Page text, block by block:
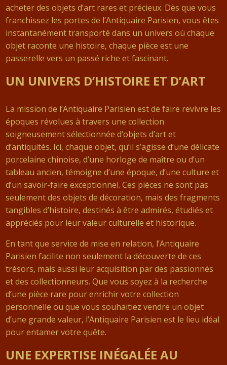
acheter des objets d’art rares et précieux. Dès que vous
franchissez les portes de l’Antiquaire Parisien, vous êtes
instantanément transporté dans un univers où chaque
objet raconte une histoire, chaque pièce est une
passerelle vers un passé riche et fascinant.
UN UNIVERS D’HISTOIRE ET D’ART
La mission de l’Antiquaire Parisien est de faire revivre les
époques révolues à travers une collection
soigneusement sélectionnée d’objets d’art et
d’antiquités. Ici, chaque objet, qu’il s’agisse d’une délicate
porcelaine chinoise, d’une horloge de maître ou d’un
tableau ancien, témoigne d’une époque, d’une culture et
d’un savoir-faire exceptionnel. Ces pièces ne sont pas
seulement des objets de décoration, mais des fragments
tangibles d’histoire, destinés à être admirés, étudiés et
appréciés pour leur valeur culturelle et historique.
En tant que service de mise en relation, l’Antiquaire
Parisien facilite non seulement la découverte de ces
trésors, mais aussi leur acquisition par des passionnés
et des collectionneurs. Que vous soyez à la recherche
d’une pièce rare pour enrichir votre collection
personnelle ou que vous souhaitiez vendre un objet
d’une grande valeur, l’Antiquaire Parisien est le lieu idéal
pour entamer votre quête.
UNE EXPERTISE INÉGALÉE AU